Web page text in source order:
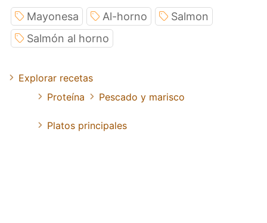
Mayonesa Al-horno
Salmon
Salmón al horno
Explorar recetas
Proteína
Pescado y marisco
Platos principales